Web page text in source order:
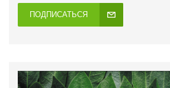
ПОДПИСАТЬСЯ